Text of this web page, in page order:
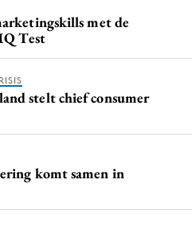
met de
Test
stelt chief consumer
komt samen in